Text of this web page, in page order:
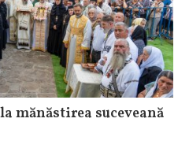
mănăstirea suceveană